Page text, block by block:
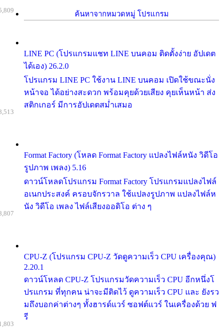
ค้นหาจากหมวดหมู่ โปรแกรม
LINE PC (โปรแกรมแชท LINE บนคอม ติดตั้งง่าย อัปเดต
ได้เอง) 26.2.0
โปรแกรม LINE PC ใช้งาน LINE บนคอม เปิดใช้ขณะนั่ง
หน้าจอ ได้อย่างสะดวก พร้อมคุยด้วยเสียง คุยเห็นหน้า ส่ง
สติกเกอร์ มีการอัปเดตสม่ำเสมอ
Format Factory (โหลด Format Factory แปลงไฟล์หนัง วิดีโอ
รูปภาพ เพลง) 5.16
ดาวน์โหลดโปรแกรม Format Factory โปรแกรมแปลงไฟล์
อเนกประสงค์ ครอบจักรวาล ใช้แปลงรูปภาพ แปลงไฟล์ห
นัง วิดีโอ เพลง ไฟล์เสียงออดิโอ ต่าง ๆ
CPU-Z (โปรแกรม CPU-Z วัดดูความเร็ว CPU เครื่องคุณ)
2.20.1
ดาวน์โหลด CPU-Z โปรแกรมวัดความเร็ว CPU อีกหนึ่งโ
ปรแกรม ที่ทุกคน น่าจะมีติดไว้ ดูความเร็ว CPU และ ยังรว
มถึงบอกค่าต่างๆ ทั้งฮารด์แวร์ ซอฟต์แวร์ ในเครื่องด้วย ฟ
รี